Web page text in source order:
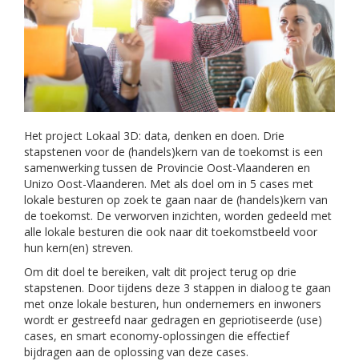
Het project Lokaal 3D: data, denken en doen. Drie
stapstenen voor de (handels)kern van de toekomst is een
samenwerking tussen de Provincie Oost-Vlaanderen en
Unizo Oost-Vlaanderen. Met als doel om in 5 cases met
lokale besturen op zoek te gaan naar de (handels)kern van
de toekomst. De verworven inzichten, worden gedeeld met
alle lokale besturen die ook naar dit toekomstbeeld voor
hun kern(en) streven.
Om dit doel te bereiken, valt dit project terug op drie
stapstenen. Door tijdens deze 3 stappen in dialoog te gaan
met onze lokale besturen, hun ondernemers en inwoners
wordt er gestreefd naar gedragen en gepriotiseerde (use)
cases, en smart economy-oplossingen die effectief
bijdragen aan de oplossing van deze cases.